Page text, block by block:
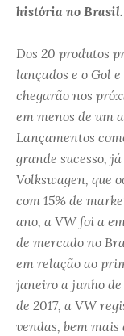
história no Brasil.
Dos 20 produtos
lançados e o Gol
chegarão nos
em menos de um
Lançamentos
grande sucesso,
Volkswagen, que
com 15% de
ano, a VW foi a
de mercado no
em relação ao
janeiro a junho de
de 2017, a VW
vendas, bem mais